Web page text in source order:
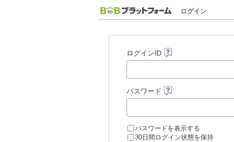
ログイン
ログインID
パスワード
パスワードを表示する
30日間ログイン状態を保持